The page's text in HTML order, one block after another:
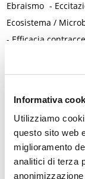
Informativa
Utilizziamo
questo sito web
miglioramento
analitici di terza
Ebraismo -
Ecosistema /
- Efficacia
Emorragia
Endometriosi
Endorfine -Eneide
Epatite e cirrosi
Episiotomia -
Esame clinico